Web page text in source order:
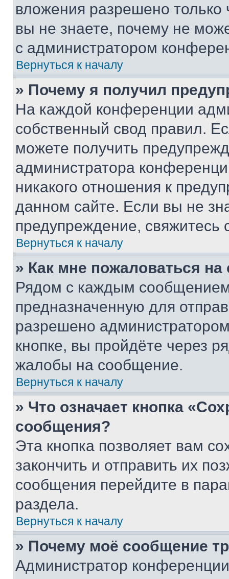
вложения разрешено
вы не знаете, почему не
с администратором
Вернуться к началу
» Почему я получил
На каждой конференции
собственный свод правил.
можете получить
администратора
никакого отношения к
данном сайте. Если вы не
предупреждение,
Вернуться к началу
» Как мне пожаловаться
Рядом с каждым сообщением
предназначенную для
разрешено
кнопке, вы пройдёте через
жалобы на сообщение.
Вернуться к началу
» Что означает кнопка
сообщения?
Эта кнопка позволяет вам
закончить и отправить их
сообщения перейдите в
раздела.
Вернуться к началу
» Почему моё сообщение
Администратор